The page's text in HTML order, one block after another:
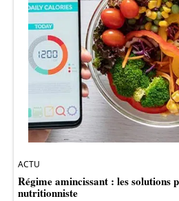
ACTU
Régime amincissant : les solutions
nutritionniste